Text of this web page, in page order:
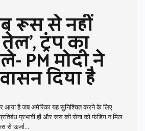
रूस से नहीं
ट्रंप का
PM मोदी ने
दिया है
आया है जब अमेरिका यह सुनिश्चित करने के लिए
प्रतिबंध प्रभावी हों और रूस की सेना को फंडिंग न मिल
से ऊर्जा...